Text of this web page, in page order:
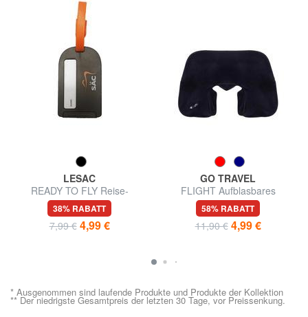
LESAC
READY TO FLY Reise-
Namensschild
38% RABATT
7,99 € 4,99 €
GO TRAVEL
FLIGHT Aufblasbares
Reisekissen
58% RABATT
11,90 € 4,99 €
* Ausgenommen sind laufende Produkte und Produkte der Kollektion
** Der niedrigste Gesamtpreis der letzten 30 Tage, vor Preissenkung.